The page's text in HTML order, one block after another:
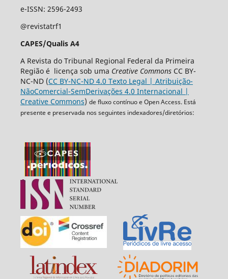
e-ISSN: 2596-2493
@revistatrf1
CAPES/Qualis A4
A Revista do Tribunal Regional Federal da Primeira
Região é licença sob uma Creative CommonsCC BY-
NC-ND (CC BY-NC-ND 4.0 Texto Legal | Atribuição-
NãoComercial-SemDerivações 4.0 Internacional |
Creative Commons) de fluxo contínuo e Open Access. Está
presente e preservada nos seguintes indexadores/diretórios: